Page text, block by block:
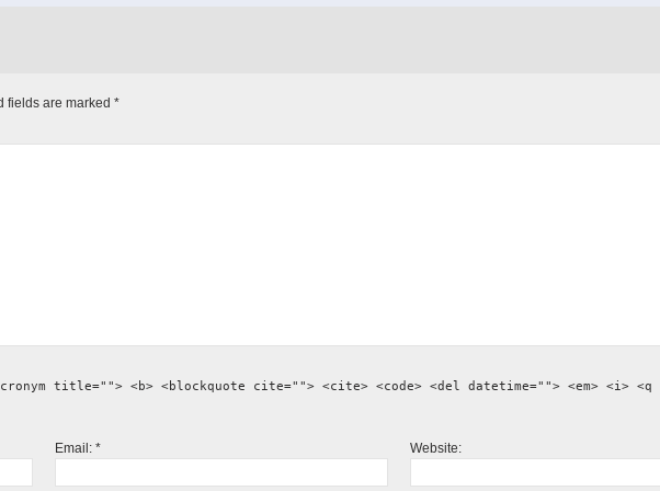
fields are marked *
title=""> <b> <blockquote cite=""> <cite> <code> <del datetime=""> <em> <i>
Email:* Website: